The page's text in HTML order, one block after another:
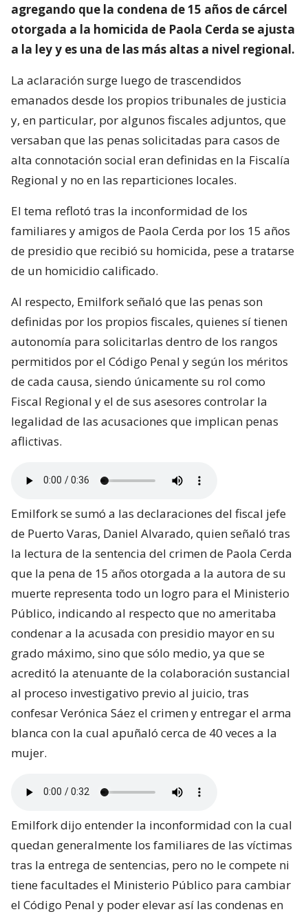
agregando que la condena de 15 años de cárcel
otorgada a la homicida de Paola Cerda se ajusta
a la ley y es una de las más altas a nivel regional.
La aclaración surge luego de trascendidos
emanados desde los propios tribunales de justicia
y, en particular, por algunos fiscales adjuntos, que
versaban que las penas solicitadas para casos de
alta connotación social eran definidas en la Fiscalía
Regional y no en las reparticiones locales.
El tema reflotó tras la inconformidad de los
familiares y amigos de Paola Cerda por los 15 años
de presidio que recibió su homicida, pese a tratarse
de un homicidio calificado.
Al respecto, Emilfork señaló que las penas son
definidas por los propios fiscales, quienes sí tienen
autonomía para solicitarlas dentro de los rangos
permitidos por el Código Penal y según los méritos
de cada causa, siendo únicamente su rol como
Fiscal Regional y el de sus asesores controlar la
legalidad de las acusaciones que implican penas
aflictivas.
Emilfork se sumó a las declaraciones del fiscal jefe
de Puerto Varas, Daniel Alvarado, quien señaló tras
la lectura de la sentencia del crimen de Paola Cerda
que la pena de 15 años otorgada a la autora de su
muerte representa todo un logro para el Ministerio
Público, indicando al respecto que no ameritaba
condenar a la acusada con presidio mayor en su
grado máximo, sino que sólo medio, ya que se
acreditó la atenuante de la colaboración sustancial
al proceso investigativo previo al juicio, tras
confesar Verónica Sáez el crimen y entregar el arma
blanca con la cual apuñaló cerca de 40 veces a la
mujer.
Emilfork dijo entender la inconformidad con la cual
quedan generalmente los familiares de las víctimas
tras la entrega de sentencias, pero no le compete ni
tiene facultades el Ministerio Público para cambiar
el Código Penal y poder elevar así las condenas en